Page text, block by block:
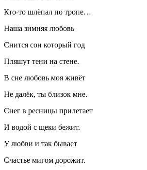
Кто-то шлёпал по тропе…
Наша зимняя любовь
Снится сон который год
Пляшут тени на стене.
В сне любовь моя живёт
Не далёк, ты близок мне.
Снег в ресницы прилетает
И водой с щеки бежит.
У любви и так бывает
Счастье мигом дорожит.